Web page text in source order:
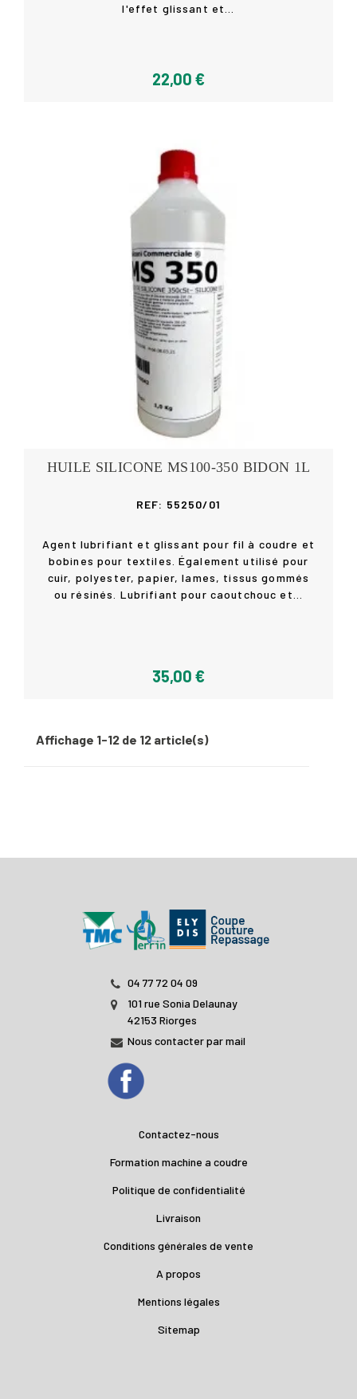
l'effet glissant et...
22,00 €
Acheter
HUILE SILICONE MS100-350 BIDON 1L
REF: 55250/01
Agent lubrifiant et glissant pour fil à coudre et
bobines pour textiles. Également utilisé pour
cuir, polyester, papier, lames, tissus gommés
ou résinés. Lubrifiant pour caoutchouc et...
35,00 €
Affichage 1-12 de 12 article(s)
04 77 72 04 09
101 rue Sonia Delaunay
42153 Riorges
Nous contacter par mail
Contactez-nous
Formation machine a coudre
Politique de confidentialité
Livraison
Conditions générales de vente
A propos
Mentions légales
Sitemap